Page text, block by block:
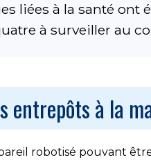
liées à la santé ont
à surveiller au
entrepôts à la
robotisé pouvant